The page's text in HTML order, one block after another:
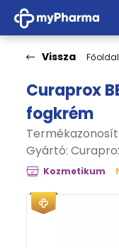
Vissza Főoldal
Curaprox
fogkrém
Gyártó:
Kozmetikum